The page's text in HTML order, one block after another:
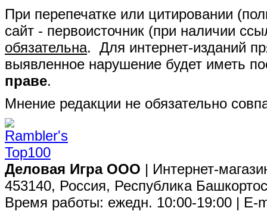
При перепечатке или цитировании
сайт - первоисточник (при наличии
обязательна. Для интернет-изданий
выявленное нарушение будет иметь
праве.
Мнение редакции не обязательно
Деловая Игра ООО | Интернет-
453140, Россия, Республика
Время работы: ежедн. 10:00-19:00 | E-